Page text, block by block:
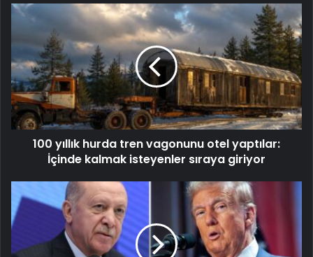
100 yıllık hurda tren vagonunu otel yaptılar:
İçinde kalmak isteyenler sıraya giriyor